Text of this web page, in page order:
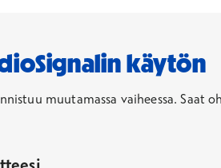
käytön
muutamassa vaiheessa. Saat